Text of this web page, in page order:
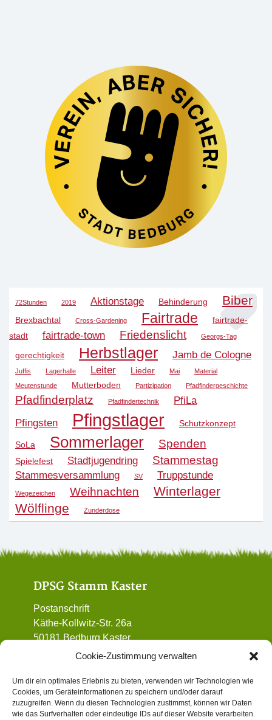
Cookie-Zustimmung verwalten
Um dir ein optimales Erlebnis zu bieten, verwenden wir Technologien wie
Cookies, um Geräteinformationen zu speichern und/oder darauf
zuzugreifen. Wenn du diesen Technologien zustimmst, können wir Daten
wie das Surfverhalten oder eindeutige IDs auf dieser Website verarbeiten.
72Stunden 2019 Aktionstage Behinderung Biber
Brexbachtal Cross-Gardening Fairtrade
fairtrade-
stadt
fairtrade-town Friedenslicht Georgs-Tag
gerechtigkeit Herbstlager Jamb de Cologne
Juffis Lagerhalle Leiter Lieder Mai
Material
Meutenstunde
Mutterboden Partizipation Pfadfindergeschichte
Pfadfinderplatz Pfadfindertechnik
PfiLa
Pfingsten
Pfingstlager Schutzkonzept
SoLa Sommerlager Spenden
Spielefest Stadtjugendring Stammestag
Stammesversammlung SV Truppstunde
Wegezeichen Weihnachten
Winterlager
Wölflinge
Zunderdose
DPSG Stamm Kaster
Postanschrift
Käthe-Kollwitz-Str. 26a
50181 Bedburg Kaster
01 72 / 90 32 962
Informatives